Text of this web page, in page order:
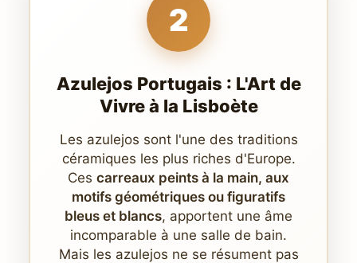
2
Azulejos Portugais : L'Art de
Vivre à la Lisboète
Les azulejos sont l'une des traditions
céramiques les plus riches d'Europe.
Ces carreaux peints à la main, aux
motifs géométriques ou figuratifs
bleus et blancs, apportent une âme
incomparable à une salle de bain.
Mais les azulejos ne se résument pas